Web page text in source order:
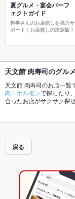
夏グルメ・宴会パーフ
ェクトガイド
幹事さんのお店探しを強力サ
ポート！お店探しの決定版！
天文館 肉寿司のグル
天文館 肉寿司のお店一覧
肉・ホルモンで探したり
合ったお店がサクサク探
漬け、手羽先や季節のお
どうしの飲み会にも、会
ホットペッパーグルメを
戻る